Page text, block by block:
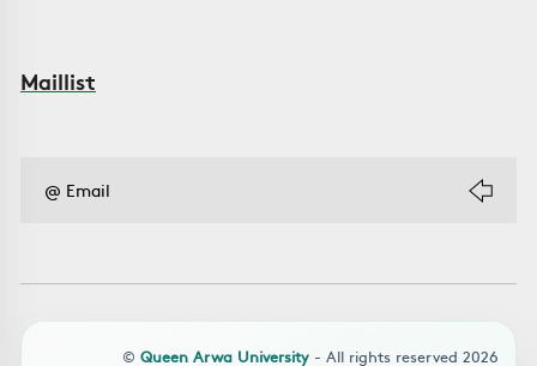
Maillist
© Queen Arwa University - All rights reserved 2026